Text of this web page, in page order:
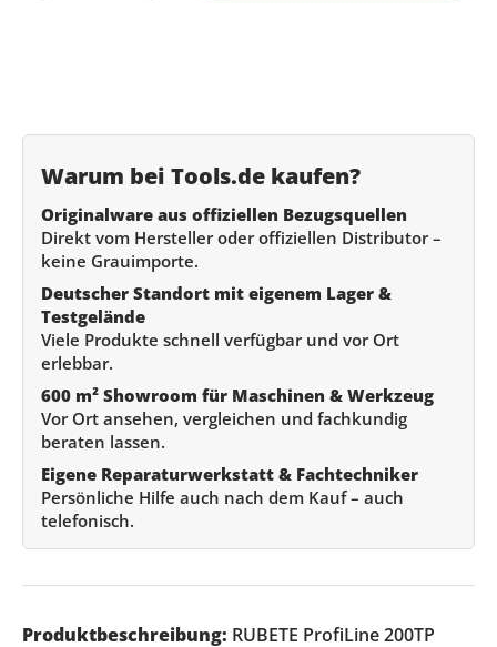
Warum bei Tools.de kaufen?
Originalware aus offiziellen Bezugsquellen
Direkt vom Hersteller oder offiziellen Distributor –
keine Grauimporte.
Deutscher Standort mit eigenem Lager &
Testgelände
Viele Produkte schnell verfügbar und vor Ort
erlebbar.
600 m² Showroom für Maschinen & Werkzeug
Vor Ort ansehen, vergleichen und fachkundig
beraten lassen.
Eigene Reparaturwerkstatt & Fachtechniker
Persönliche Hilfe auch nach dem Kauf – auch
telefonisch.
Produktbeschreibung: RUBETE ProfiLine 200TP